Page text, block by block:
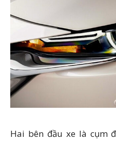
Hai bên đầu xe là cụm